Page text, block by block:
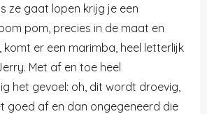
ze gaat lopen krijg je een
pom, precies in de maat en
er een marimba, heel letterlijk
Met af en toe heel
het gevoel: oh, dit wordt droevig,
goed af en dan ongegeneerd die